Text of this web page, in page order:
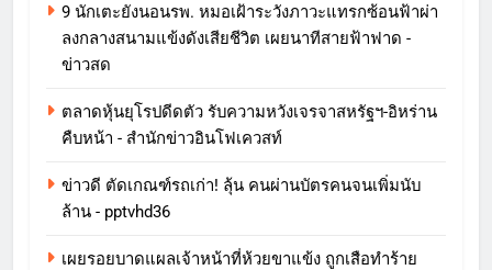
9 นักเตะยังนอนรพ. หมอเฝ้าระวังภาวะแทรกซ้อนฟ้าผ่า
ลงกลางสนามแข้งดังเสียชีวิต เผยนาทีสายฟ้าฟาด -
ข่าวสด
ตลาดหุ้นยุโรปดีดตัว รับความหวังเจรจาสหรัฐฯ-อิหร่าน
คืบหน้า - สำนักข่าวอินโฟเควสท์
ข่าวดี ตัดเกณฑ์รถเก่า! ลุ้น คนผ่านบัตรคนจนเพิ่มนับ
ล้าน - pptvhd36
เผยรอยบาดแผลเจ้าหน้าที่ห้วยขาแข้ง ถูกเสือทำร้าย